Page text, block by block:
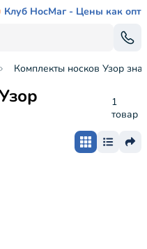
Клуб НосМаг - Цены как опт
Комплекты носков Узор
1
товар